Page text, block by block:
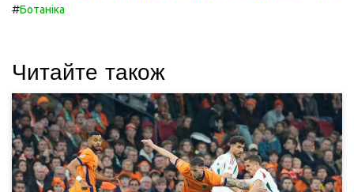
#Ботаніка
Читайте також